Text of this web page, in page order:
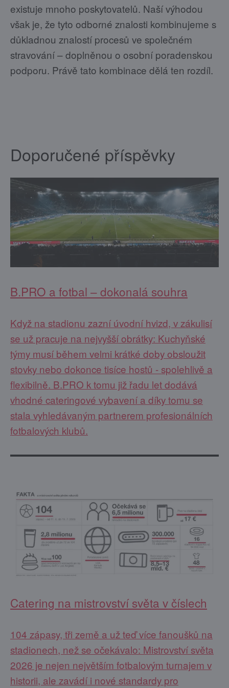
existuje mnoho poskytovatelů. Naší výhodou
však je, že tyto odborné znalosti kombinujeme s
důkladnou znalostí procesů ve společném
stravování – doplněnou o osobní poradenskou
podporu. Právě tato kombinace dělá ten rozdíl.
Doporučené příspěvky
B.PRO a fotbal – dokonalá souhra
Když na stadionu zazní úvodní hvizd, v zákulisí
se už pracuje na nejvyšší obrátky: Kuchyňské
týmy musí během velmi krátké doby obsloužit
stovky nebo dokonce tisíce hostů - spolehlivě a
flexibilně. B.PRO k tomu již řadu let dodává
vhodné cateringové vybavení a díky tomu se
stala vyhledávaným partnerem profesionálních
fotbalových klubů.
Catering na mistrovství světa v číslech
104 zápasy, tři země a už teď více fanoušků na
stadionech, než se očekávalo: Mistrovství světa
2026 je nejen největším fotbalovým turnajem v
historii, ale zavádí i nové standardy pro